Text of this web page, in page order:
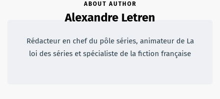
ABOUT AUTHOR
Alexandre Letren
Rédacteur en chef du pôle séries, animateur de La
loi des séries et spécialiste de la fiction française